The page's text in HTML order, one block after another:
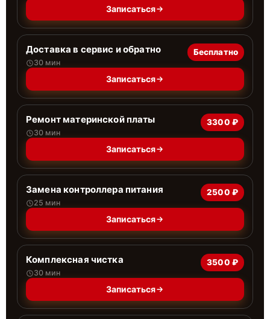
Записаться
Доставка в сервис и обратно
30 мин
Бесплатно
Записаться
Ремонт материнской платы
30 мин
3300 ₽
Записаться
Замена контроллера питания
25 мин
2500 ₽
Записаться
Комплексная чистка
30 мин
3500 ₽
Записаться